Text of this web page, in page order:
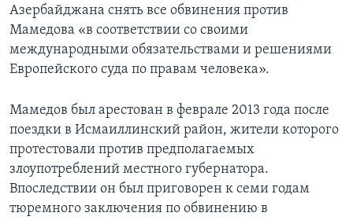
Азербайджана снять все обвинения против
Мамедова «в соответствии со своими
международными обязательствами и решениями
Европейского суда по правам человека».
Мамедов был арестован в феврале 2013 года после
поездки в Исмаиллинский район, жители которого
протестовали против предполагаемых
злоупотреблений местного губернатора.
Впоследствии он был приговорен к семи годам
тюремного заключения по обвинению в